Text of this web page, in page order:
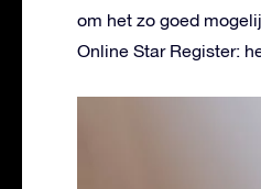
om het zo goed
Online Star Register: